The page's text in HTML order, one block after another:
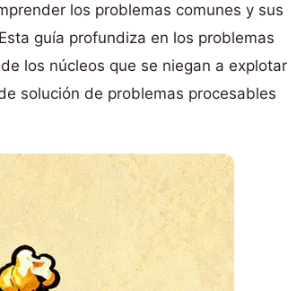
los problemas comunes y sus
guía profundiza en los problemas
los núcleos que se niegan a explotar
solución de problemas procesables